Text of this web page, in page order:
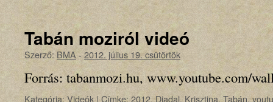
Tabán moziról videó
Szerző: BMA- 2012. július 19. csütörtök
Forrás: tabanmozi.hu, www.youtube.com/
Kategória: Videók |Címke: 2012,Diadal, Krisztina,Tabán,